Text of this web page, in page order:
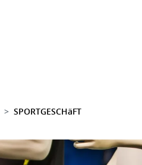
SPORTGESCHäFT